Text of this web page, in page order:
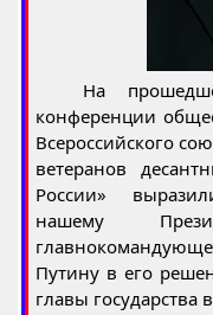
На
конференции
Всероссийского
ветеранов
России»
нашему
Путину в его
главы государства